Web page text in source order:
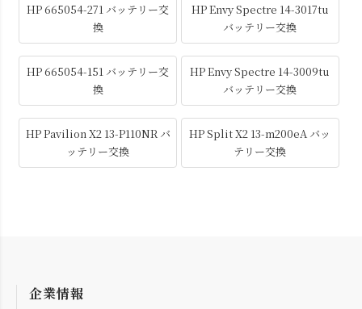
HP 665054-271 バッテリー交
換
HP Envy Spectre 14-3017tu
バッテリー交換
HP 665054-151 バッテリー交
換
HP Envy Spectre 14-3009tu
バッテリー交換
HP Pavilion X2 13-P110NR バ
ッテリー交換
HP Split X2 13-m200eA バッ
テリー交換
企業情報